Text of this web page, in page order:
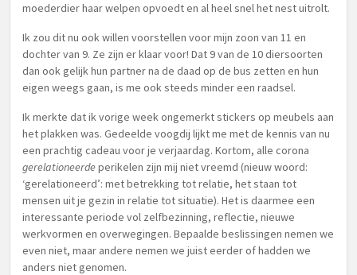
moederdier haar welpen opvoedt en al heel snel het nest uitrolt.
Ik zou dit nu ook willen voorstellen voor mijn zoon van 11 en
dochter van 9. Ze zijn er klaar voor! Dat 9 van de 10 diersoorten
dan ook gelijk hun partner na de daad op de bus zetten en hun
eigen weegs gaan, is me ook steeds minder een raadsel.
Ik merkte dat ik vorige week ongemerkt stickers op meubels aan
het plakken was. Gedeelde voogdij lijkt me met de kennis van nu
een prachtig cadeau voor je verjaardag. Kortom, alle corona
gerelationeerdeperikelen zijn mij niet vreemd (nieuw woord:
‘gerelationeerd’: met betrekking tot relatie, het staan tot
mensen uit je gezin in relatie tot situatie). Het is daarmee een
interessante periode vol zelfbezinning, reflectie, nieuwe
werkvormen en overwegingen. Bepaalde beslissingen nemen we
even niet, maar andere nemen we juist eerder of hadden we
anders niet genomen.